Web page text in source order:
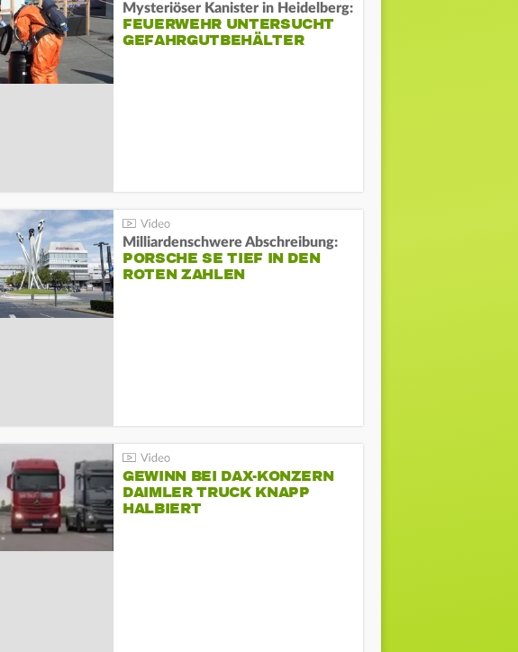
Mysteriöser Kanister in Heidelberg:
FEUERWEHR UNTERSUCHT
GEFAHRGUTBEHÄLTER
Milliardenschwere Abschreibung:
PORSCHE SE TIEF IN DEN
ROTEN ZAHLEN
GEWINN BEI DAX-KONZERN
DAIMLER TRUCK KNAPP
HALBIERT